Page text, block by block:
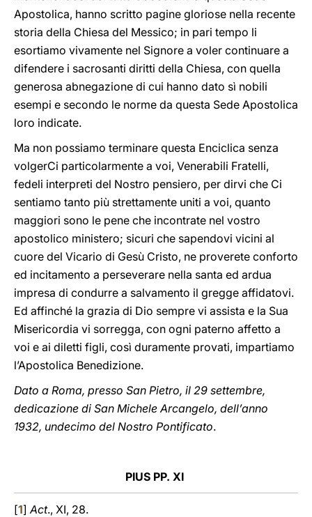
Apostolica, hanno scritto pagine gloriose nella recente
storia della Chiesa del Messico; in pari tempo li
esortiamo vivamente nel Signore a voler continuare a
difendere i sacrosanti diritti della Chiesa, con quella
generosa abnegazione di cui hanno dato sì nobili
esempi e secondo le norme da questa Sede Apostolica
loro indicate.
Ma non possiamo terminare questa Enciclica senza
volgerCi particolarmente a voi, Venerabili Fratelli,
fedeli interpreti del Nostro pensiero, per dirvi che Ci
sentiamo tanto più strettamente uniti a voi, quanto
maggiori sono le pene che incontrate nel vostro
apostolico ministero; sicuri che sapendovi vicini al
cuore del Vicario di Gesù Cristo, ne proverete conforto
ed incitamento a perseverare nella santa ed ardua
impresa di condurre a salvamento il gregge affidatovi.
Ed affinché la grazia di Dio sempre vi assista e la Sua
Misericordia vi sorregga, con ogni paterno affetto a
voi e ai diletti figli, così duramente provati, impartiamo
l’Apostolica Benedizione.
Dato a Roma, presso San Pietro, il 29 settembre,
dedicazione di San Michele Arcangelo, dell’anno
1932, undecimo del Nostro Pontificato.
PIUS PP. XI
[1]Act., XI, 28.